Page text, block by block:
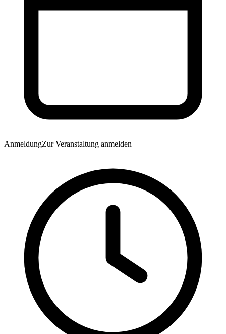
AnmeldungZur Veranstaltung anmelden